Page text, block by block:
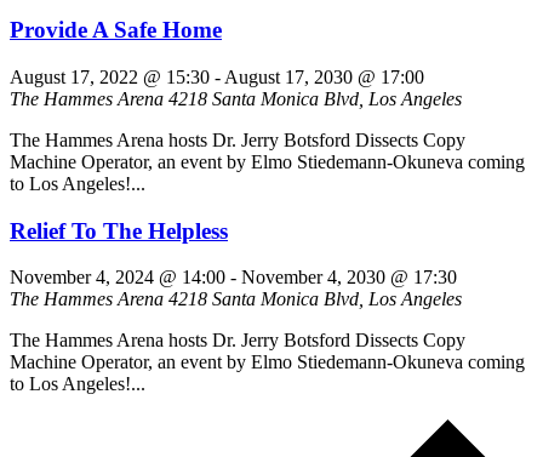
Provide A Safe Home
August 17, 2022 @ 15:30 - August 17, 2030 @ 17:00
The Hammes Arena 4218 Santa Monica Blvd, Los Angeles
The Hammes Arena hosts Dr. Jerry Botsford Dissects Copy
Machine Operator, an event by Elmo Stiedemann-Okuneva coming
to Los Angeles!...
Relief To The Helpless
November 4, 2024 @ 14:00 - November 4, 2030 @ 17:30
The Hammes Arena 4218 Santa Monica Blvd, Los Angeles
The Hammes Arena hosts Dr. Jerry Botsford Dissects Copy
Machine Operator, an event by Elmo Stiedemann-Okuneva coming
to Los Angeles!...